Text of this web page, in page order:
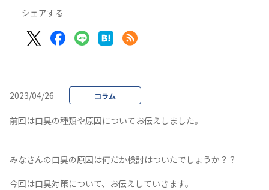
シェアする
2023/04/26 コラム
前回は口臭の種類や原因についてお伝えしました。
みなさんの口臭の原因は何だか検討はついたでしょうか？？
今回は口臭対策について、お伝えしていきます。